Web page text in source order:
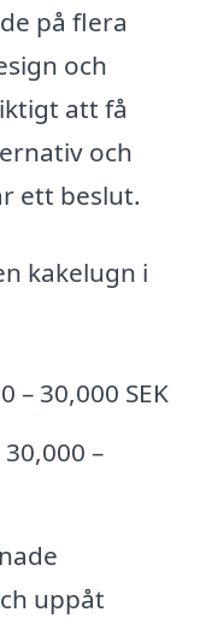
på flera
och
att få
och
ett beslut.
kakelugn i
– 30,000 SEK
–
uppåt